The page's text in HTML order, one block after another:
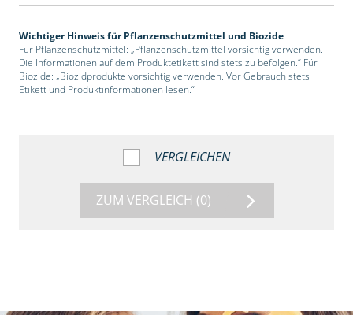
Wichtiger Hinweis für Pflanzenschutzmittel und Biozide
Für Pflanzenschutzmittel: „Pflanzenschutzmittel vorsichtig verwenden.
Die Informationen auf dem Produktetikett sind stets zu befolgen.“ Für
Biozide: „Biozidprodukte vorsichtig verwenden. Vor Gebrauch stets
Etikett und Produktinformationen lesen.“
VERGLEICHEN
ZUM VERGLEICH (0)